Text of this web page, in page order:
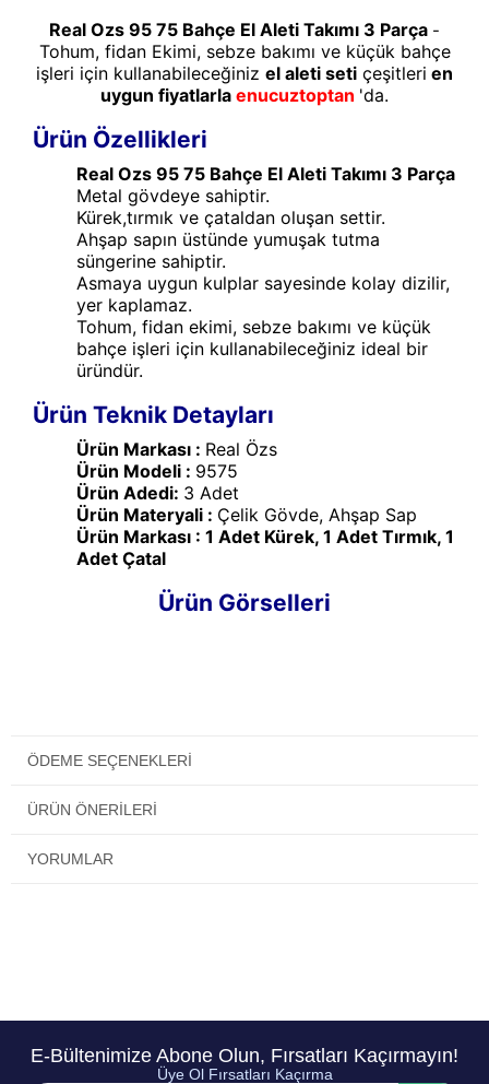
Real Ozs 95 75 Bahçe El Aleti Takımı 3 Parça -
Tohum, fidan Ekimi, sebze bakımı ve küçük bahçe
işleri için kullanabileceğiniz el aleti seti çeşitleri en
uygun fiyatlarla enucuztoptan 'da.
Ürün Özellikleri
Real Ozs 95 75 Bahçe El Aleti Takımı 3 Parça
Metal gövdeye sahiptir.
Kürek,tırmık ve çataldan oluşan settir.
Ahşap sapın üstünde yumuşak tutma
süngerine sahiptir.
Asmaya uygun kulplar sayesinde kolay dizilir,
yer kaplamaz.
Tohum, fidan ekimi, sebze bakımı ve küçük
bahçe işleri için kullanabileceğiniz ideal bir
üründür.
Ürün Teknik Detayları
Ürün Markası : Real Özs
Ürün Modeli : 9575
Ürün Adedi: 3 Adet
Ürün Materyali : Çelik Gövde, Ahşap Sap
Ürün Markası : 1 Adet Kürek, 1 Adet Tırmık, 1
Adet Çatal
Ürün Görselleri
ÖDEME SEÇENEKLERI
ÜRÜN ÖNERILERI
YORUMLAR
E-Bültenimize Abone Olun, Fırsatları Kaçırmayın!
Üye Ol Fırsatları Kaçırma